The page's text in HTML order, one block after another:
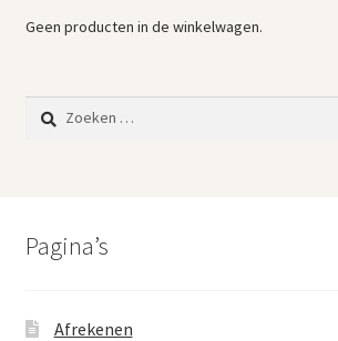
Geen producten in de winkelwagen.
Zoeken
naar:
Pagina’s
Afrekenen